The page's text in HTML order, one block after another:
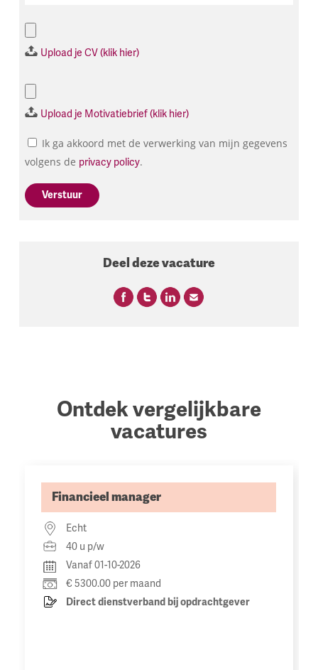
Upload je CV (klik hier)
Upload je Motivatiebrief (klik hier)
Ik ga akkoord met de verwerking van mijn gegevens
volgens de privacy policy.
Verstuur
Deel deze vacature
Ontdek vergelijkbare
vacatures
Financieel manager
Echt
40 u p/w
Vanaf 01-10-2026
€ 5300.00 per maand
Direct dienstverband bij opdrachtgever